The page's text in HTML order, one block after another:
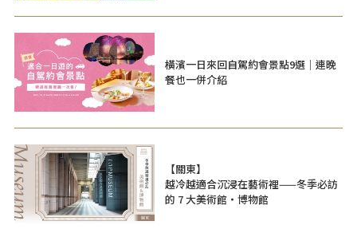
橫濱一日來回自駕約會景點9選｜連晚
餐也一併介紹
【關東】
越冷越適合沉浸在藝術裡——冬季必訪
的 7 大美術館・博物館